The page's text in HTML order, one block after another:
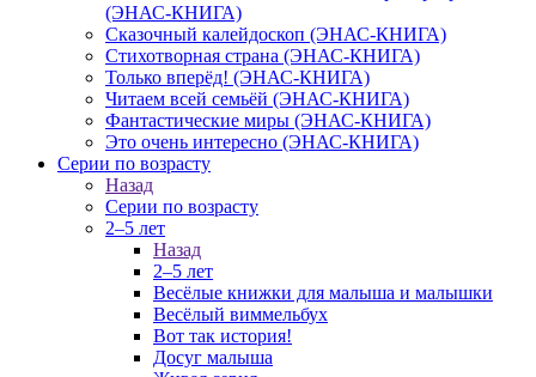
(ЭНАС-КНИГА)
Сказочный калейдоскоп (ЭНАС-КНИГА)
Стихотворная страна (ЭНАС-КНИГА)
Только вперёд! (ЭНАС-КНИГА)
Читаем всей семьёй (ЭНАС-КНИГА)
Фантастические миры (ЭНАС-КНИГА)
Это очень интересно (ЭНАС-КНИГА)
Серии по возрасту
Назад
Серии по возрасту
2–5 лет
Назад
2–5 лет
Весёлые книжки для малыша и малышки
Весёлый виммельбух
Вот так история!
Досуг малыша